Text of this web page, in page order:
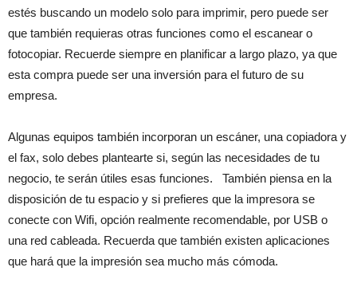
estés buscando un modelo solo para imprimir, pero puede ser
que también requieras otras funciones como el escanear o
fotocopiar. Recuerde siempre en planificar a largo plazo, ya que
esta compra puede ser una inversión para el futuro de su
empresa.
Algunas equipos también incorporan un escáner, una copiadora y
el fax, solo debes plantearte si, según las necesidades de tu
negocio, te serán útiles esas funciones. También piensa en la
disposición de tu espacio y si prefieres que la impresora se
conecte con Wifi, opción realmente recomendable, por USB o
una red cableada. Recuerda que también existen aplicaciones
que hará que la impresión sea mucho más cómoda.